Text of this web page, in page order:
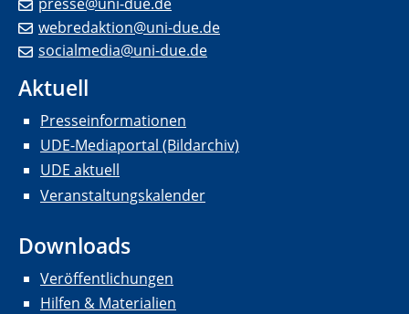
webredaktion@uni-due.de
socialmedia@uni-due.de
Aktuell
Presseinformationen
UDE-Mediaportal (Bildarchiv)
UDE aktuell
Veranstaltungskalender
Downloads
Veröffentlichungen
Hilfen & Materialien